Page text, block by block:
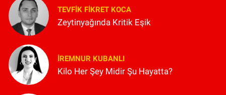
TEVFIK FIKRET KOCA
Zeytinyağında Kritik Eşik
İREMNUR KUBANLI
Kilo Her Şey Midir Şu Hayatta?